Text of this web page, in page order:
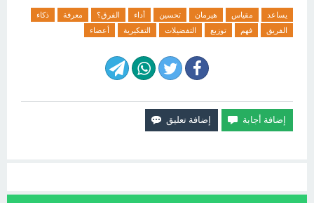
يساعد مقياس هيرمان تحسين أداء الفرق؟ معرفة
ذكاء
الفريق
فهم توزيع التفضيلات التفكيرية أعضاء